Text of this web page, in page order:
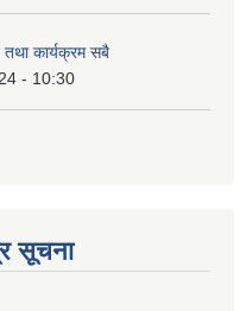
कार्यक्रम सबै
- 10:30
सूचना